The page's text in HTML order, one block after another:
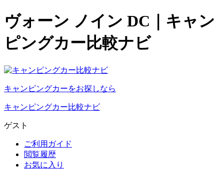
ヴォーン ノイン DC｜キャン
ピングカー比較ナビ
キャンピングカーをお探しなら
キャンピングカー比較ナビ
ゲスト
ご利用ガイド
閲覧履歴
お気に入り